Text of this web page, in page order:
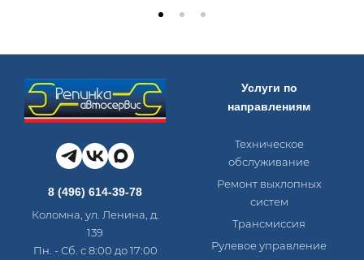
8 (496) 614-39-78
Коломна, ул. Ленина, д.
139
Пн. - Сб. с 8:00 до 17:00
Услуги по
направлениям
Техническое
обслуживание
Ремонт выхлопных
систем
Трансмиссия
Рулевое управление